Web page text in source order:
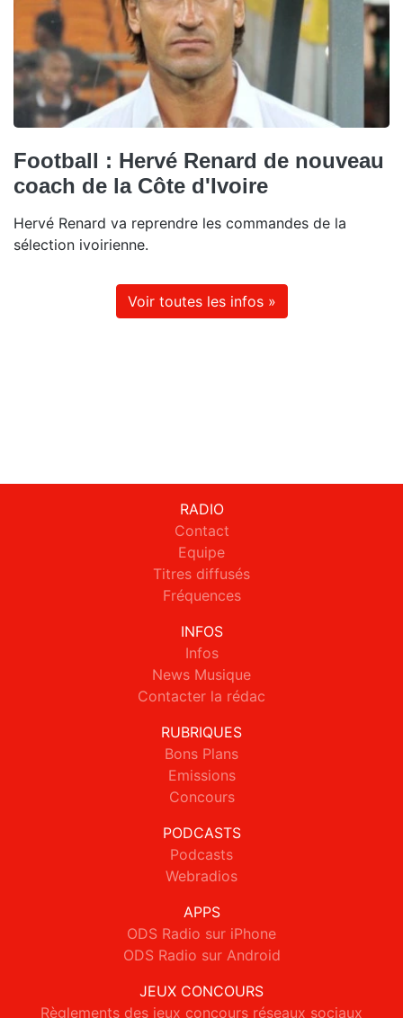
Football : Hervé Renard de nouveau
coach de la Côte d'Ivoire
Hervé Renard va reprendre les commandes de la
sélection ivoirienne.
Voir toutes les infos »
RADIO
Contact
Equipe
Titres diffusés
Fréquences
INFOS
Infos
News Musique
Contacter la rédac
RUBRIQUES
Bons Plans
Emissions
Concours
PODCASTS
Podcasts
Webradios
APPS
ODS Radio sur iPhone
ODS Radio sur Android
JEUX CONCOURS
Règlements des jeux concours réseaux sociaux